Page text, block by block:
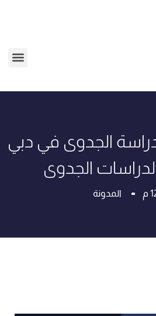
الجدوى في دبي
الجدوى
م المدونة